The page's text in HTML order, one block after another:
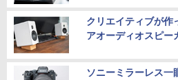
クリエイティブが作
アオーディオスピー
ソニーミラーレス一